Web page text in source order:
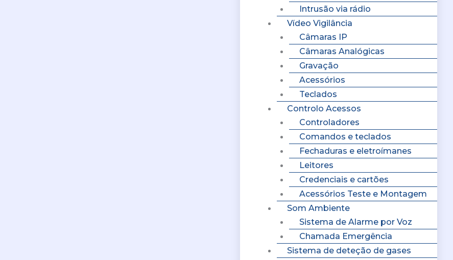
Intrusão via rádio
Vídeo Vigilância
Câmaras IP
Câmaras Analógicas
Gravação
Acessórios
Teclados
Controlo Acessos
Controladores
Comandos e teclados
Fechaduras e eletroímanes
Leitores
Credenciais e cartões
Acessórios Teste e Montagem
Som Ambiente
Sistema de Alarme por Voz
Chamada Emergência
Sistema de deteção de gases